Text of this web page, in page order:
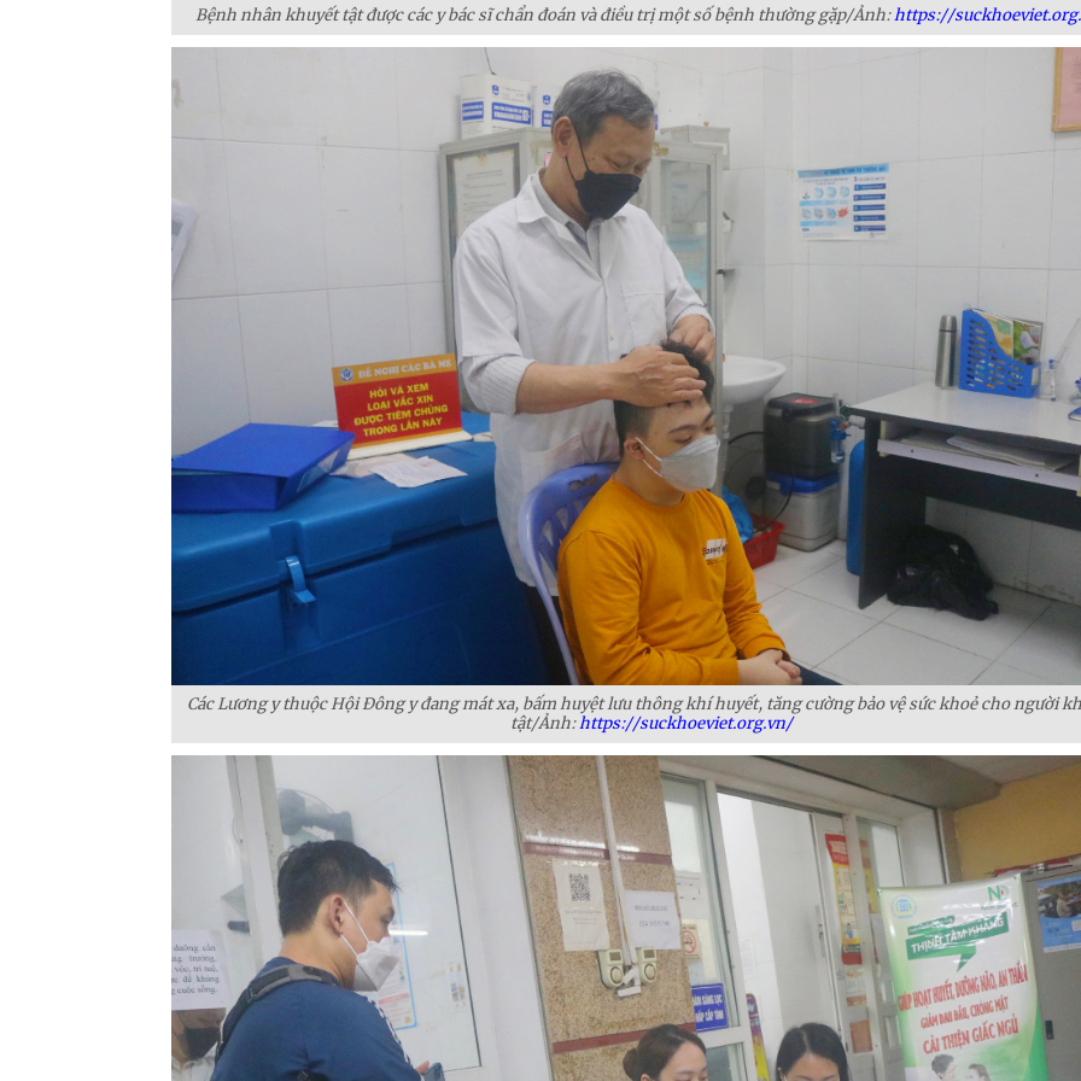
Bệnh nhân khuyết tật được các y bác sĩ chẩn đoán và điều trị một số bệnh thường gặp/Ảnh:https://
Các Lương y thuộc Hội Đông y đang mát xa, bấm huyệt lưu thông khí huyết, tăng cường bảo vệ sức khoẻ cho người
tật/Ảnh:https://suckhoeviet.org.vn/